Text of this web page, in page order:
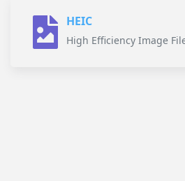
HEIC
High Efficiency Image